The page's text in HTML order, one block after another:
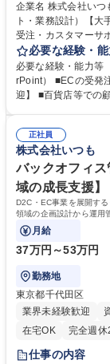
企業名 株式会社いつも 求人名 ECオペレーション改善（フルフィル
ト・業務設計）【大手ブランドEC
受注・カスタマーサ
ント業務の仕組み化と改善
スタマーサポート業
の検討・実行 ■社内
ール企画実現に向け
援】
必要な経験・
必要な経験・能力等
rPoint） ■ECの受発注
迎】 ■百貨店等での
学院 大学 高専 短大
正社員
株式会社いつも
バックオフィ
域の成長支援
D2C・EC事業を展開す
領域の企画設計から運用
月給
37万円～53万円
勤務地
東京都千代田区
業界未経験歓迎
在宅OK
完全週休
仕事の内容